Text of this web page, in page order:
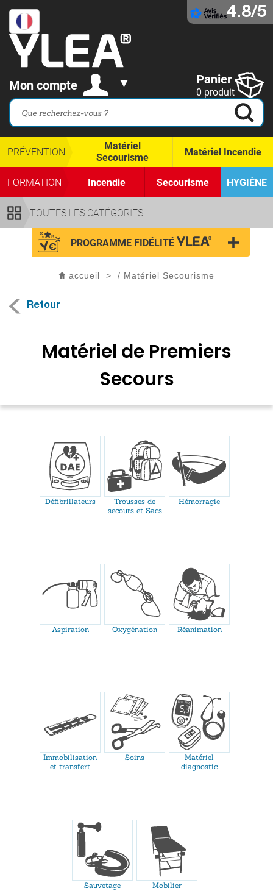
4.8/5
Mon compte Panier
0 produit
TOUTES LES CATÉGORIES
PRÉVENTION
Matériel
Secourisme
Matériel Incendie
FORMATION Incendie Secourisme HYGIÈNE
PROGRAMME FIDÉLITÉ
accueil > / Matériel Secourisme
Retour
Matériel de Premiers
Secours
Défibrillateurs
Trousses de
secours et Sacs
Hémorragie
Aspiration Oxygénation Réanimation
Immobilisation
et transfert
Soins
Matériel
diagnostic
Sauvetage Mobilier